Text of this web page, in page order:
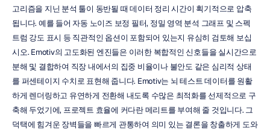
고리즘을 지닌 분석 툴이 동반될 때 데이터 정리 시간이 획기적으로 압축
됩니다. 예를 들어 자동 노이즈 보정 필터, 정밀 영역 분석 그래프 및 스펙
트럼 강도 표시 등 직관적인 옵션이 포함되어 있는지 유심히 검토해 보십
시오. Emotiv의 고도화된 엔진들은 이러한 복합적인 신호들을 실시간으로
분해 및 결합하여 직장 내에서의 집중 비율이나 불안도 같은 심리적 상태
를 퍼센테이지 수치로 표현해 줍니다. Emotiv는 뇌 테스트 데이터를 원활
하게 렌더링하고 유연하게 전환해 내도록 수많은 최적화를 선제적으로 구
축해 두었기에, 프로젝트 효율에 커다란 메리트를 부여해 줄 것입니다. 그
덕택에 힘겨운 장벽들을 빠르게 관통하여 의미 있는 결론을 창출하게 도와